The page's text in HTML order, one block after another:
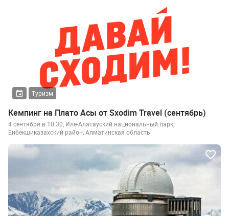
Туризм
Кемпинг на Плато Асы от Sxodim Travel (сентябрь)
4 сентября в 10:30, Иле-Алатауский национальный парк,
Енбекшиказахский район, Алматинская область